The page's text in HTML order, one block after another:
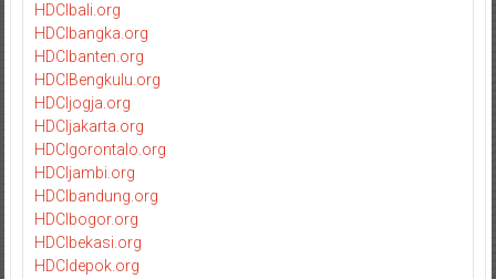
HDCIbali.org
HDCIbangka.org
HDCIbanten.org
HDCIBengkulu.org
HDCIjogja.org
HDCIjakarta.org
HDCIgorontalo.org
HDCIjambi.org
HDCIbandung.org
HDCIbogor.org
HDCIbekasi.org
HDCIdepok.org